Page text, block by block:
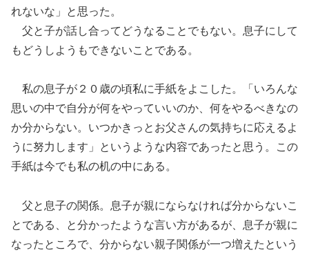
れないな」と思った。
父と子が話し合ってどうなることでもない。息子にして
もどうしようもできないことである。
私の息子が２０歳の頃私に手紙をよこした。「いろんな
思いの中で自分が何をやっていいのか、何をやるべきなの
か分からない。いつかきっとお父さんの気持ちに応えるよ
うに努力します」というような内容であったと思う。この
手紙は今でも私の机の中にある。
父と息子の関係。息子が親にならなければ分からないこ
とである、と分かったような言い方があるが、息子が親に
なったところで、分からない親子関係が一つ増えたという